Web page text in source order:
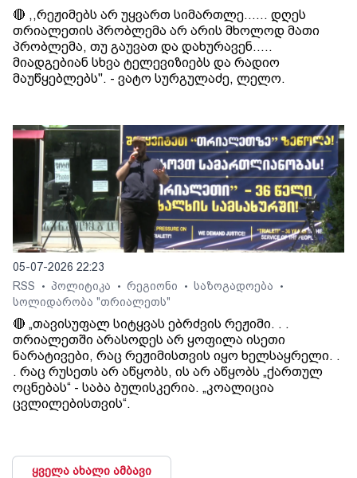
🔴 ,,რეჟიმებს არ უყვართ სიმართლე...... დღეს
თრიალეთის პრობლემა არ არის მხოლოდ მათი
პრობლემა, თუ გაუვათ და დახურავენ.....
მიადგებიან სხვა ტელევიზიებს და რადიო
მაუწყებლებს". - ვატო სურგულაძე, ლელო.
05-07-2026 22:23
RSS
• პოლიტიკა • რეგიონი • საზოგადოება •
სოლიდარობა "თრიალეთს"
🔴 „თავისუფალ სიტყვას ებრძვის რეჟიმი. . .
თრიალეთში არასოდეს არ ყოფილა ისეთი
ნარატივები, რაც რეჟიმისთვის იყო ხელსაყრელი. .
. რაც რუსეთს არ აწყობს, ის არ აწყობს „ქართულ
ოცნებას“ - საბა ბულისკერია. „კოალიცია
ცვლილებისთვის“.
ყველა ახალი ამბავი